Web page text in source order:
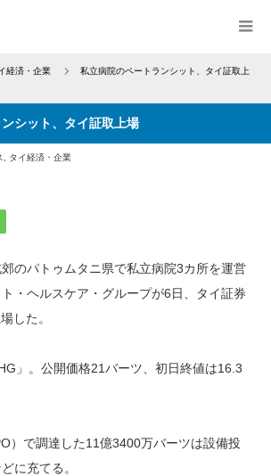
経済・企業
私立病院のペートランシット、タイ証取上
シット、タイ証取上場
タイ経済・企業
郊のパトゥムタニ県で私立病院3カ所を運営
・ヘルスケア・グループが6日、タイ証券
した。
」。公開価格21バーツ、初日終値は16.3
）で調達した11億3400万バーツは設備投
どに充てる。